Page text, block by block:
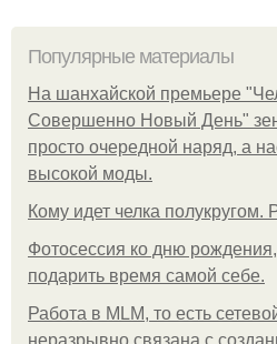
Популярные материалы
На шанхайской премьере
Совершенно Новый День"
просто очередной наряд, а
высокой моды.
Кому идет челка полукругом.
Фотосессия ко дню
подарить время самой себе.
Работа в MLM, то есть
неразрывно связана с